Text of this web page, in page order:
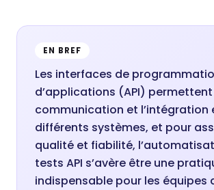
EN BREF
Les interfaces de
d’applications (API)
communication et l’intégration
différents systèmes, et pour
qualité et fiabilité,
tests API s’avère être une
indispensable pour les équipes